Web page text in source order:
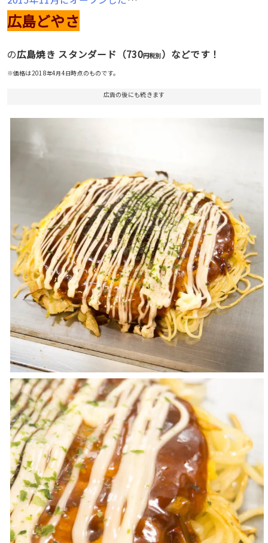
広島どやさ
の広島焼き スタンダード（730円税別）などです！
※価格は2018年4月4日時点のものです。
広告の後にも続きます